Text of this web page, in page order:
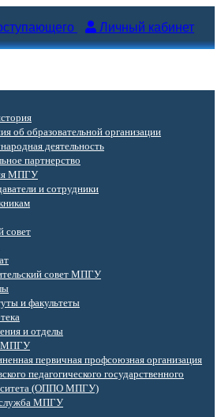
Личный кабинет
об образовательной организации
деятельность
партнерство
МПГУ
и сотрудники
совет
совет МПГУ
и факультеты
и отделы
МПГУ
первичная профсоюзная организация
педагогического государственного
(ОППО МПГУ)
МПГУ